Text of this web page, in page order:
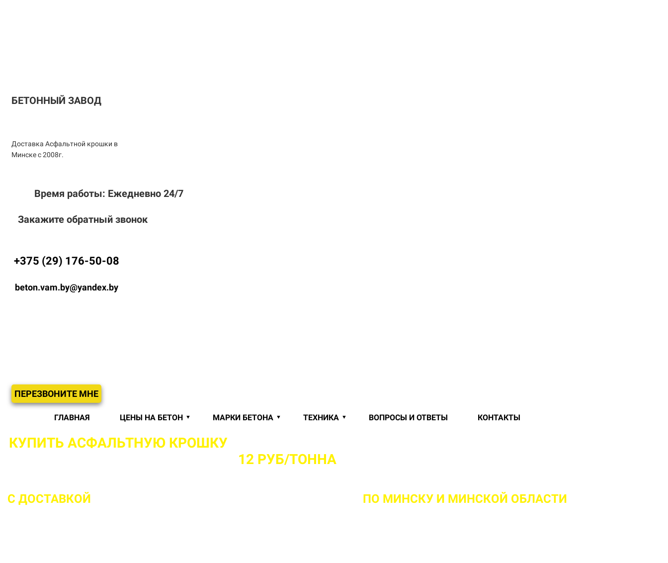
БЕТОННЫЙ ЗАВОД
Доставка Асфальтной крошки в
Минске с 2008г.
Время работы: Ежедневно 24/7
Закажите обратный звонок
+375 (29) 176-50-08
beton.vam.by@yandex.by
ПЕРЕЗВОНИТЕ МНЕ
ГЛАВНАЯ ЦЕНЫ НА БЕТОН МАРКИ БЕТОНА ТЕХНИКА ВОПРОСЫ И ОТВЕТЫ КОНТАКТЫ
КУПИТЬ АСФАЛЬТНУЮ КРОШКУ
12 РУБ/ТОННА
С ДОСТАВКОЙ ПО МИНСКУ И МИНСКОЙ ОБЛАСТИ